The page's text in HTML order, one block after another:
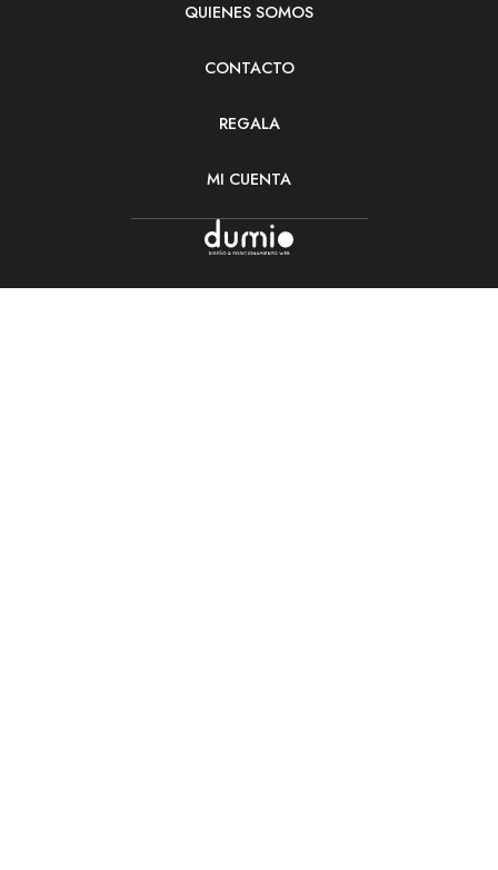
QUIENES SOMOS
CONTACTO
REGALA
MI CUENTA